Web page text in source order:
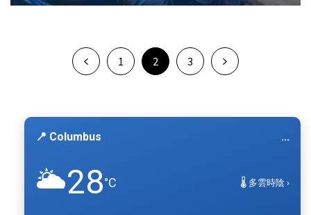
1 2 3
📍 Columbus ...
🌥️28°C 🌡️ 多雲時陰 ›